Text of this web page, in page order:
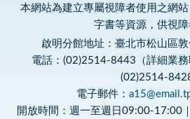
本網站為建立專屬視障者使用之網
字書等資源，供視障
啟明分館地址：臺北市松山區
電話：(02)2514-8443（詳細業務
(02)2514-
電子郵件：
開放時間：週一至週日09:00-17:00